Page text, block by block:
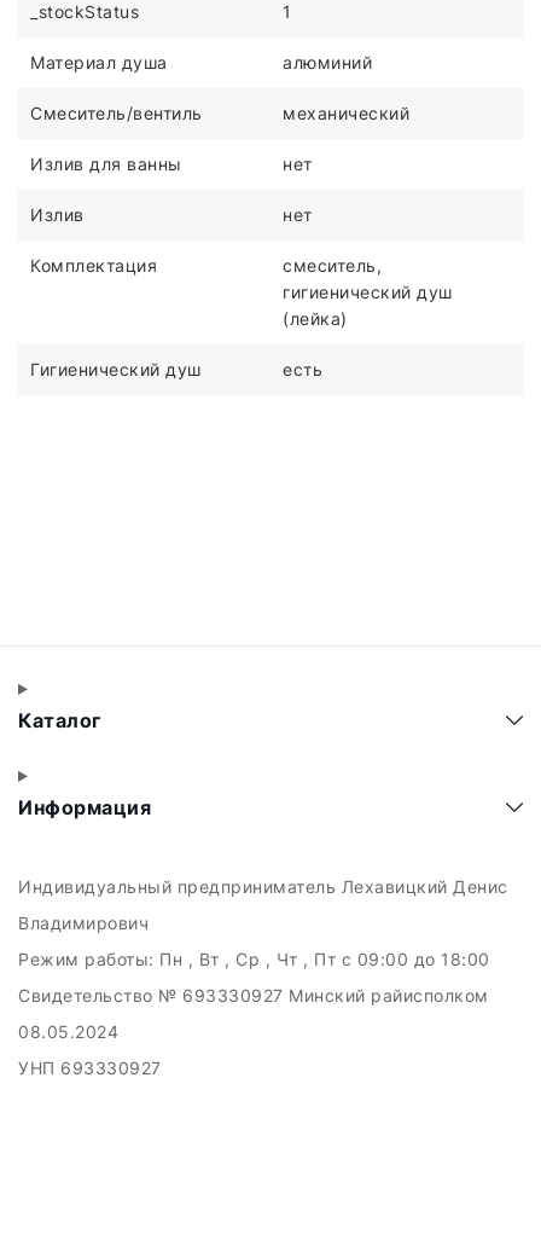
_stockStatus 1
Материал душа алюминий
Смеситель/вентиль механический
Излив для ванны нет
Излив нет
Комплектация
смеситель,
гигиенический душ
(лейка)
Гигиенический душ есть
Каталог
Информация
Индивидуальный предприниматель Лехавицкий Денис
Владимирович
Режим работы: Пн , Вт , Ср , Чт , Пт c 09:00 до 18:00
Свидетельство № 693330927 Минский райисполком
08.05.2024
УНП 693330927